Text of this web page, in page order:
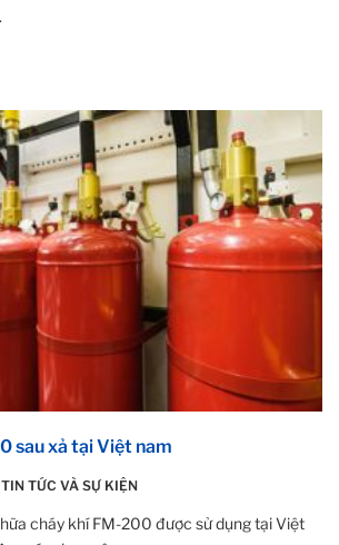
sau xả tại Việt nam
TIN TỨC VÀ SỰ KIỆN
cháy khí FM-200 được sử dụng tại Việt